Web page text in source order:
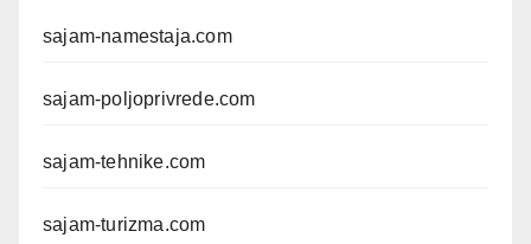
sajam-namestaja.com
sajam-poljoprivrede.com
sajam-tehnike.com
sajam-turizma.com